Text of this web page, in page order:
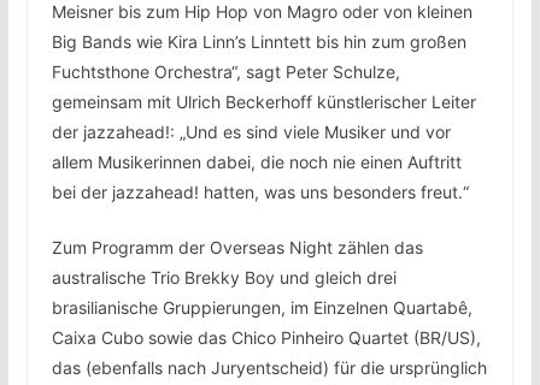
Meisner bis zum Hip Hop von Magro oder von kleinen
Big Bands wie Kira Linn’s Linntett bis hin zum großen
Fuchtsthone Orchestra“, sagt Peter Schulze,
gemeinsam mit Ulrich Beckerhoff künstlerischer Leiter
der jazzahead!: „Und es sind viele Musiker und vor
allem Musikerinnen dabei, die noch nie einen Auftritt
bei der jazzahead! hatten, was uns besonders freut.“
Zum Programm der Overseas Night zählen das
australische Trio Brekky Boy und gleich drei
brasilianische Gruppierungen, im Einzelnen Quartabê,
Caixa Cubo sowie das Chico Pinheiro Quartet (BR/US),
das (ebenfalls nach Juryentscheid) für die ursprünglich